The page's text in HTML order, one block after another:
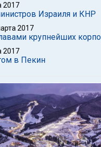
2017
Израиля и КНР
2017
крупнейших
2017
в Пекин